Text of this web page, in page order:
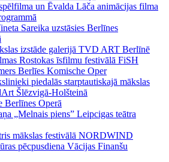
un Ēvalda Lāča animācijas filma
Sareika uzstāsies Berlīnes
izstāde galerijā TVD ART Berlīnē
Rostokas īsfilmu festivālā FiSH
Berlīes Komische Oper
piedalās starptautiskajā mākslas
Šlēzvigā-Holšteinā
Berlīnes Operā
„Melnais piens” Leipcigas teātra
mākslas festivālā NORDWIND
pēcpusdiena Vācijas Finanšu